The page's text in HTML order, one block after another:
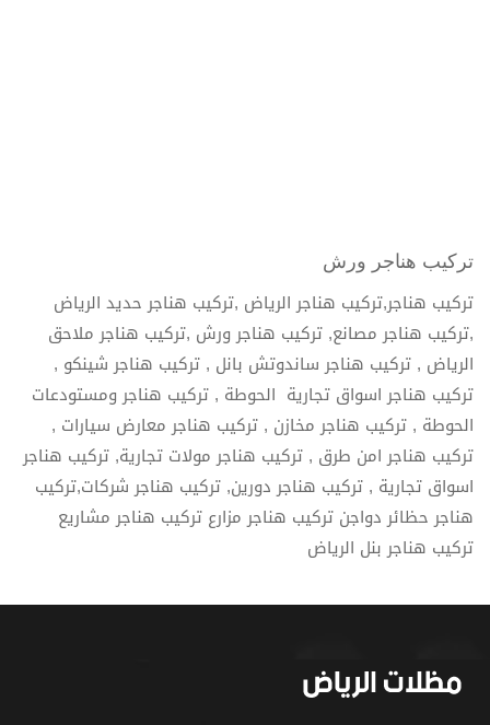
تركيب هناجر ورش
تركيب هناجر,تركيب هناجر الرياض ,تركيب هناجر حديد الرياض
,تركيب هناجر مصانع, تركيب هناجر ورش ,تركيب هناجر ملاحق
الرياض , تركيب هناجر ساندوتش بانل , تركيب هناجر شينكو ,
تركيب هناجر اسواق تجارية الحوطة , تركيب هناجر ومستودعات
الحوطة , تركيب هناجر مخازن , تركيب هناجر معارض سيارات ,
تركيب هناجر امن طرق , تركيب هناجر مولات تجارية, تركيب هناجر
اسواق تجارية , تركيب هناجر دورين, تركيب هناجر شركات,تركيب
هناجر حظائر دواجن تركيب هناجر مزارع تركيب هناجر مشاريع
تركيب هناجر بنل الرياض